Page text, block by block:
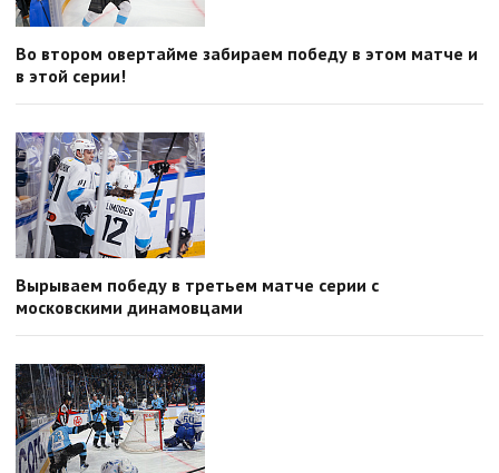
Во втором овертайме забираем победу в этом матче и
в этой серии!
Вырываем победу в третьем матче серии с
московскими динамовцами